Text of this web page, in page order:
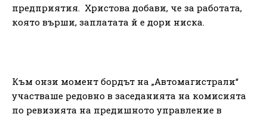
предприятия. Христова добави, че за работата,
която върши, заплатата й е дори ниска.
Към онзи момент бордът на „Автомагистрали“
участваше редовно в заседанията на комисията
по ревизията на предишното управление в